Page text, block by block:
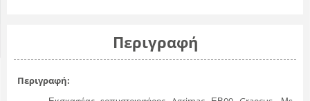
Περιγραφή
Περιγραφή: